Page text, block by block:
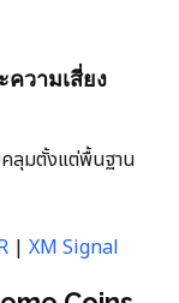
ความเสี่ยง
ลุมตั้งแต่พื้นฐาน
| XM Signal